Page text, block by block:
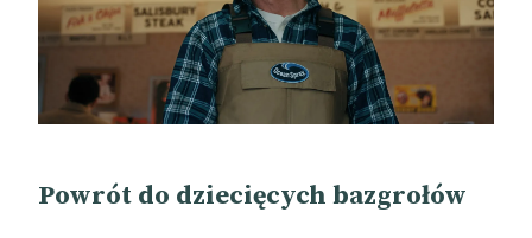
Powrót do dziecięcych bazgrołów